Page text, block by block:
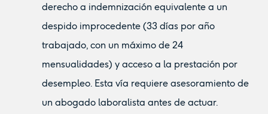
derecho a indemnización equivalente a un
despido improcedente (33 días por año
trabajado, con un máximo de 24
mensualidades) y acceso a la prestación por
desempleo. Esta vía requiere asesoramiento de
un abogado laboralista antes de actuar.